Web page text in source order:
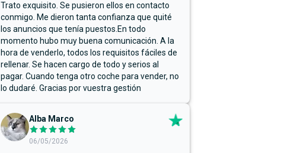
Trato exquisito. Se pusieron ellos en contacto
conmigo. Me dieron tanta confianza que quité
los anuncios que tenía puestos.En todo
momento hubo muy buena comunicación. A la
hora de venderlo, todos los requisitos fáciles de
rellenar. Se hacen cargo de todo y serios al
pagar. Cuando tenga otro coche para vender, no
lo dudaré. Gracias por vuestra gestión
Alba Marco
06/05/2026